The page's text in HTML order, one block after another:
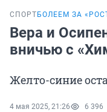
СПОРТ БОЛЕЕМ ЗА
Вера и
вничью с
Желто-синие
4 мая 2025, 21:26 6 396